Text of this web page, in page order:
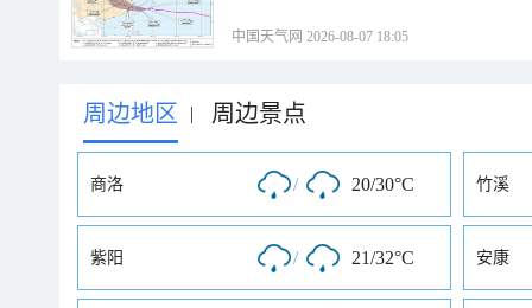
中国天气网 2026-08-07 18:05
周边地区 | 周边景点
商洛 / 20/30°C 竹溪
紫阳 / 21/32°C 安康